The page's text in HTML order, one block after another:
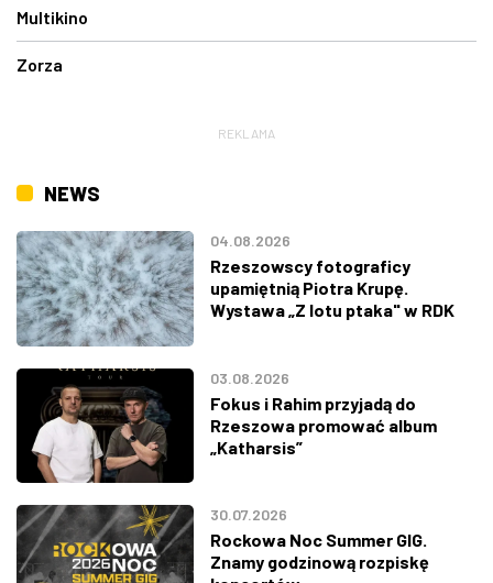
Multikino
Zorza
REKLAMA
NEWS
04.08.2026
Rzeszowscy fotograficy
upamiętnią Piotra Krupę.
Wystawa „Z lotu ptaka" w RDK
03.08.2026
Fokus i Rahim przyjadą do
Rzeszowa promować album
„Katharsis”
30.07.2026
Rockowa Noc Summer GIG.
Znamy godzinową rozpiskę